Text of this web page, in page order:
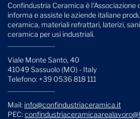
Confindustria Ceramica è l'Associazione
informa e assiste le aziende italiane
ceramica, materiali refrattari, laterizi,
ceramica per usi industriali.
Viale Monte Santo, 40
41049 Sassuolo (MO) - Italy
Telefono: +39 0536 818 111
Mail: info@confindustriaceramica.it
PEC: